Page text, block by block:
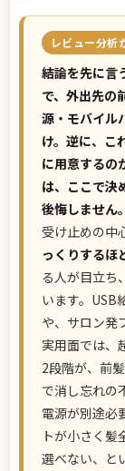
レビュー分析
結論を先に言
で、外出先の
源・モバイル
け。逆に、こ
に用意するの
は、ここで決
後悔しません。
受け止めの中
っくりするほ
る人が目立ち
います。USB
や、サロン発
実用面では
2段階が、前
で消し忘れの
電源が別途必
トが小さく
選べない、と